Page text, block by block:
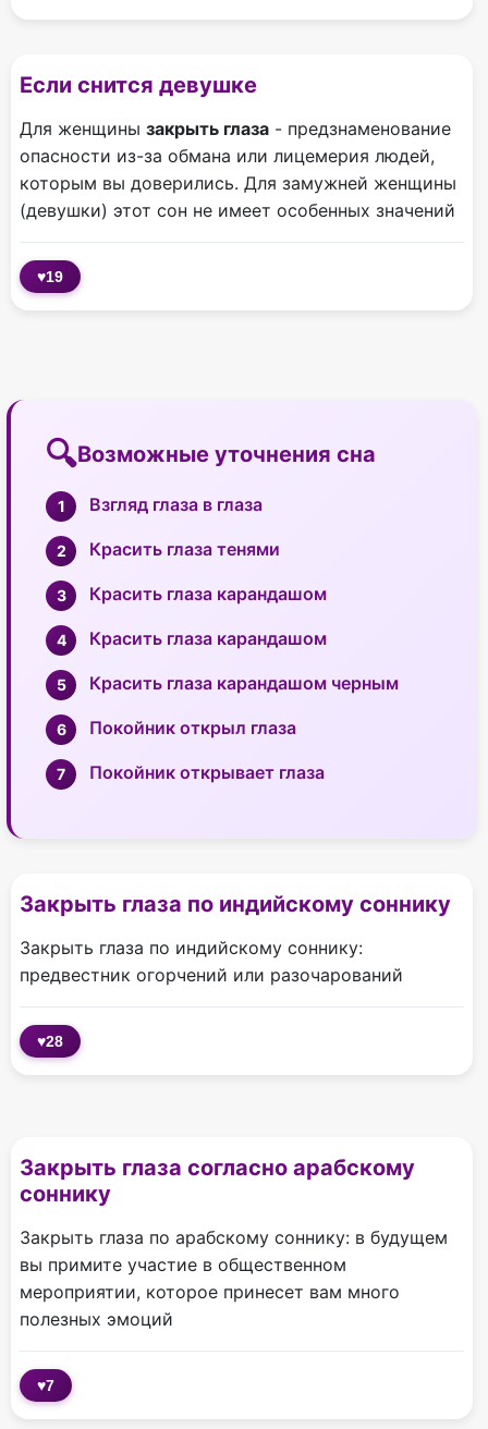
Если снится девушке
Для женщины закрыть глаза - предзнаменование
опасности из-за обмана или лицемерия людей,
которым вы доверились. Для замужней женщины
(девушки) этот сон не имеет особенных значений
♥19
Возможные уточнения сна
Взгляд глаза в глаза
Красить глаза тенями
Красить глаза карандашом
Красить глаза карандашом
Красить глаза карандашом черным
Покойник открыл глаза
Покойник открывает глаза
Закрыть глаза по индийскому соннику
Закрыть глаза по индийскому соннику:
предвестник огорчений или разочарований
♥28
Закрыть глаза согласно арабскому
соннику
Закрыть глаза по арабскому соннику: в будущем
вы примите участие в общественном
мероприятии, которое принесет вам много
полезных эмоций
♥7